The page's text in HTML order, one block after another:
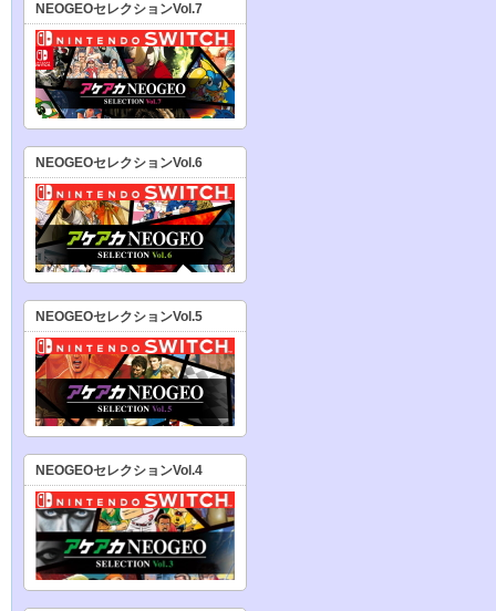
NEOGEOセレクションVol.7
NEOGEOセレクションVol.6
NEOGEOセレクションVol.5
NEOGEOセレクションVol.4